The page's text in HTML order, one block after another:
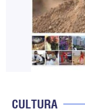
CULTURA